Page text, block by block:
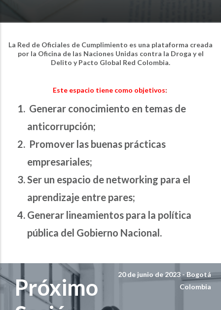
La Red de Oficiales de Cumplimiento es una plataforma creada
por la Oficina de las Naciones Unidas contra la Droga y el
Delito y Pacto Global Red Colombia.
Este espacio tiene como objetivos:
Generar conocimiento en temas de
anticorrupción;
Promover las buenas prácticas
empresariales;
Ser un espacio de networking para el
aprendizaje entre pares;
Generar lineamientos para la política
pública del Gobierno Nacional.
Próximo
20 de junio de 2023 - Bogotá
Colombia